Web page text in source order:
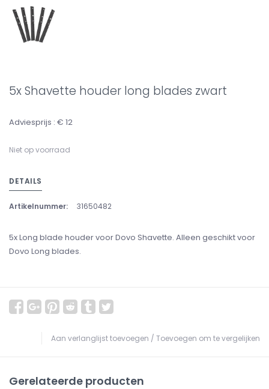
5x Shavette houder long blades zwart
Adviesprijs : € 12
Niet op voorraad
DETAILS
Artikelnummer: 31650482
5x Long blade houder voor Dovo Shavette. Alleen geschikt voor
Dovo Long blades.
Aan verlanglijst toevoegen / Toevoegen om te vergelijken
Gerelateerde producten